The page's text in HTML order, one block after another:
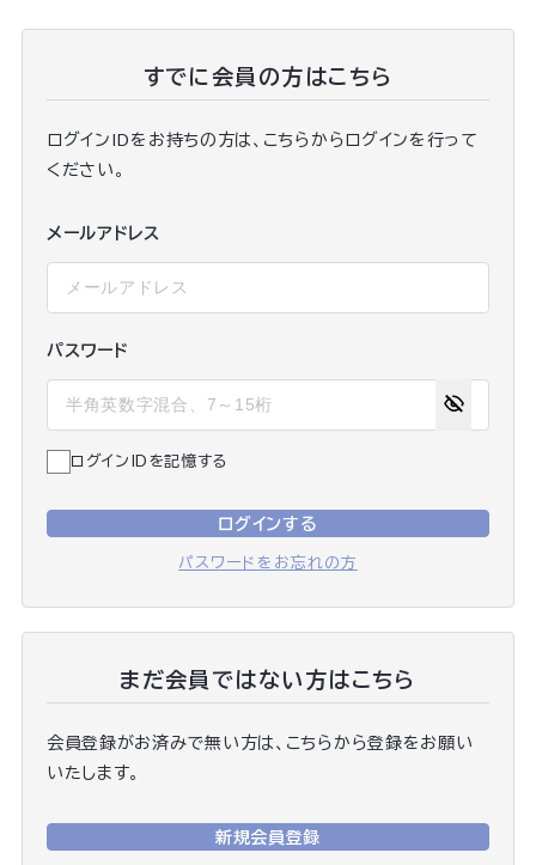
すでに会員の方はこちら
ログインIDをお持ちの方は、こちらからログインを行って
ください。
メールアドレス
パスワード
ログインIDを記憶する
ログインする
パスワードをお忘れの方
まだ会員ではない方はこちら
会員登録がお済みで無い方は、こちらから登録をお願い
いたします。
新規会員登録